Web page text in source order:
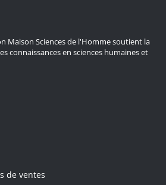
Maison Sciences de l'Homme soutient la
connaissances en sciences humaines et
de ventes